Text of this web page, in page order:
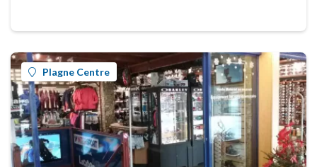
Plagne Centre